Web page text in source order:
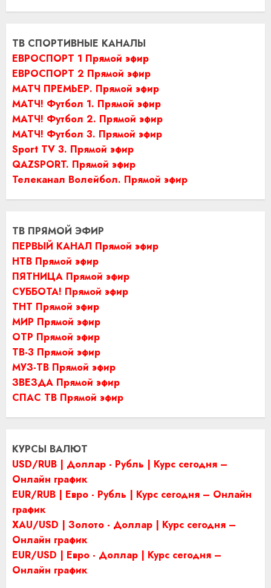
ТВ СПОРТИВНЫЕ КАНАЛЫ
ЕВРОСПОРТ 1 Прямой эфир
ЕВРОСПОРТ 2 Прямой эфир
МАТЧ ПРЕМЬЕР. Прямой эфир
МАТЧ! Футбол 1. Прямой эфир
МАТЧ! Футбол 2. Прямой эфир
МАТЧ! Футбол 3. Прямой эфир
Sport TV 3. Прямой эфир
QAZSPORT. Прямой эфир
Телеканал Волейбол. Прямой эфир
ТВ ПРЯМОЙ ЭФИР
ПЕРВЫЙ КАНАЛ Прямой эфир
НТВ Прямой эфир
ПЯТНИЦА Прямой эфир
СУББОТА! Прямой эфир
ТНТ Прямой эфир
МИР Прямой эфир
ОТР Прямой эфир
ТВ-3 Прямой эфир
МУЗ-ТВ Прямой эфир
ЗВЕЗДА Прямой эфир
СПАС ТВ Прямой эфир
КУРСЫ ВАЛЮТ
USD/RUB | Доллар - Рубль | Курс сегодня –
Онлайн график
EUR/RUB | Евро - Рубль | Курс сегодня – Онлайн
график
XAU/USD | Золото - Доллар | Курс сегодня –
Онлайн график
EUR/USD | Евро - Доллар | Курс сегодня –
Онлайн график